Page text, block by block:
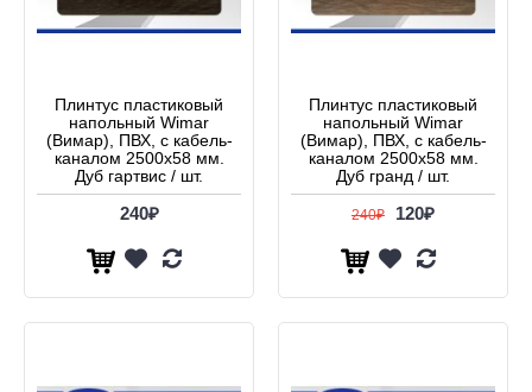
Плинтус пластиковый
напольный Wimar
(Вимар), ПВХ, с кабель-
каналом 2500х58 мм.
Дуб гартвис / шт.
240₽
Плинтус пластиковый
напольный Wimar
(Вимар), ПВХ, с кабель-
каналом 2500х58 мм.
Дуб гранд / шт.
240₽ 120₽